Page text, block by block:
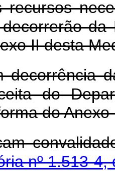
recursos
da
II desta
decorrência
do
do Anexo
nº 1.513-